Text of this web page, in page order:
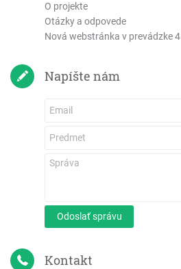
O projekte
Otázky a odpovede
Nová webstránka v prevádzke 4
Napíšte nám
Odoslať správu
Kontakt